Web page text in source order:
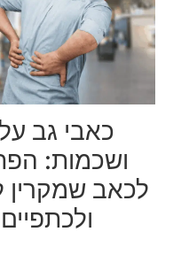
כאבי גב
ושכמות:
לכאב
ולכתפיים